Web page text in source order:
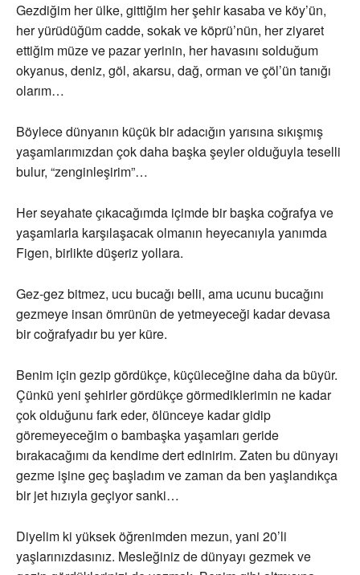
Gezdiğim her ülke, gittiğim her şehir kasaba ve köy’ün,
her yürüdüğüm cadde, sokak ve köprü’nün, her ziyaret
ettiğim müze ve pazar yerinin, her havasını solduğum
okyanus, deniz, göl, akarsu, dağ, orman ve çöl’ün tanığı
olarım…
Böylece dünyanın küçük bir adacığın yarısına sıkışmış
yaşamlarımızdan çok daha başka şeyler olduğuyla teselli
bulur, “zenginleşirim”…
Her seyahate çıkacağımda içimde bir başka coğrafya ve
yaşamlarla karşılaşacak olmanın heyecanıyla yanımda
Figen, birlikte düşeriz yollara.
Gez-gez bitmez, ucu bucağı belli, ama ucunu bucağını
gezmeye insan ömrünün de yetmeyeceği kadar devasa
bir coğrafyadır bu yer küre.
Benim için gezip gördükçe, küçüleceğine daha da büyür.
Çünkü yeni şehirler gördükçe görmediklerimin ne kadar
çok olduğunu fark eder, ölünceye kadar gidip
göremeyeceğim o bambaşka yaşamları geride
bırakacağımı da kendime dert edinirim. Zaten bu dünyayı
gezme işine geç başladım ve zaman da ben yaşlandıkça
bir jet hızıyla geçiyor sanki…
Diyelim ki yüksek öğrenimden mezun, yani 20’li
yaşlarınızdasınız. Mesleğiniz de dünyayı gezmek ve